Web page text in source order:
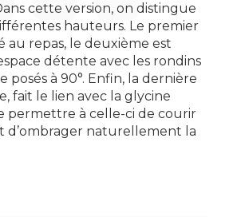
cette version, on distingue
hauteurs. Le premier
au repas, le deuxième est
détente avec les rondins
à 90°. Enfin, la dernière
fait le lien avec la glycine
permettre à celle-ci de courir
d’ombrager naturellement la